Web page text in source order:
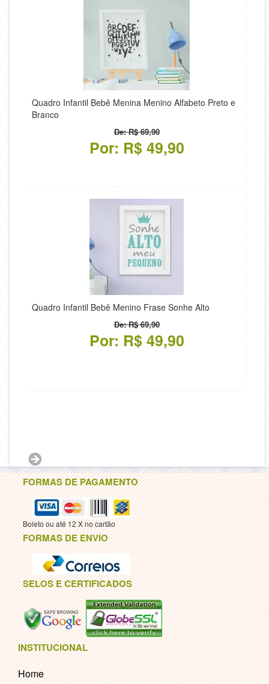
Quadro Infantil Bebê Menina Menino Alfabeto Preto e
Branco
De: R$ 69,90
Por: R$ 49,90
Quadro Infantil Bebê Menino Frase Sonhe Alto
De: R$ 69,90
Por: R$ 49,90
FORMAS DE PAGAMENTO
Boleto ou até 12 X no cartão
FORMAS DE ENVIO
SELOS E CERTIFICADOS
INSTITUCIONAL
Home